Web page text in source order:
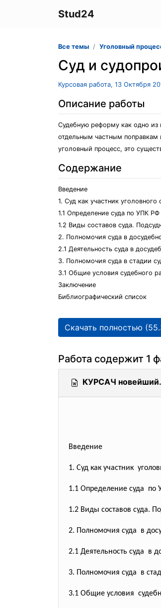
Stud24
Все темы Уголовный
Суд и
Курсовая работа, 13 Октября
Описание работы
Судебную реформу как одно из
отдельным частным поправкам
уголовный процесс, это
Содержание
Введение
1. Суд как участник уголовного
1.1 Определение суда по УПК РФ
1.2 Виды составов суда.
2. Полномочия суда в
2.1 Деятельность суда в
3. Полномочия суда в стадии
3.1 Общие условия судебного
Заключение
Библиографический список
Скачать полностью
Работа содержит 1
КУРСАЧ
Введение
1. Суд как участник
1.1 Определение суда по
1.2 Виды составов суда.
2. Полномочия суда в
2.1 Деятельность суда в
3. Полномочия суда в
3.1 Общие условия